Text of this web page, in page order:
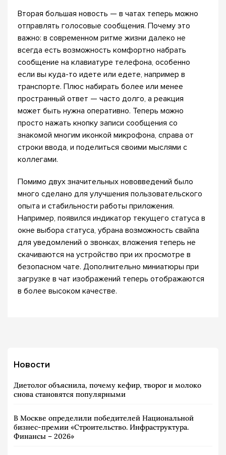
Вторая большая новость — в чатах теперь можно
отправлять голосовые сообщения. Почему это
важно: в современном ритме жизни далеко не
всегда есть возможность комфортно набрать
сообщение на клавиатуре телефона, особенно
если вы куда-то идете или едете, например в
транспорте. Плюс набирать более или менее
пространный ответ — часто долго, а реакция
может быть нужна оперативно. Теперь можно
просто нажать кнопку записи сообщения со
знакомой многим иконкой микрофона, справа от
строки ввода, и поделиться своими мыслями с
коллегами.
Помимо двух значительных нововведений было
много сделано для улучшения пользовательского
опыта и стабильности работы приложения.
Например, появился индикатор текущего статуса в
окне выбора статуса, убрана возможность свайпа
для уведомлений о звонках, вложения теперь не
скачиваются на устройство при их просмотре в
безопасном чате. Дополнительно миниатюры при
загрузке в чат изображений теперь отображаются
в более высоком качестве.
Новости
Диетолог объяснила, почему кефир, творог и молоко
снова становятся популярными
В Москве определили победителей Национальной
бизнес-премии «Строительство. Инфраструктура.
Финансы – 2026»